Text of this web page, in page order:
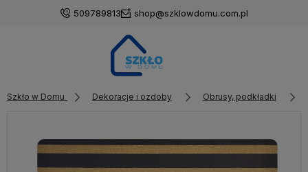
509789813 shop@szklowdomu.com.pl
Szkło w Domu Dekoracje i ozdoby Obrusy, podkładki